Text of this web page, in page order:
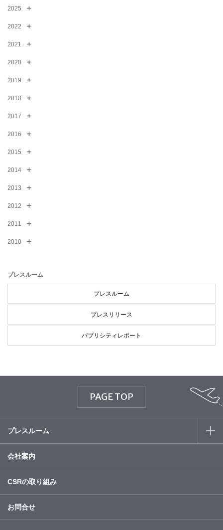
2025
2022
2021
2020
2019
2018
2017
2016
2015
2014
2013
2012
2011
2010
プレスルーム
プレスルーム
プレスリリース
パブリシティレポート
PAGE TOP
プレスルーム
会社案内
CSRの取り組み
お問合せ